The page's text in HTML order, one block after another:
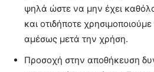
ψηλά ώστε να μην έχει
και οτιδήποτε
αμέσως μετά την χρήση.
Προσοχή στην αποθήκευση